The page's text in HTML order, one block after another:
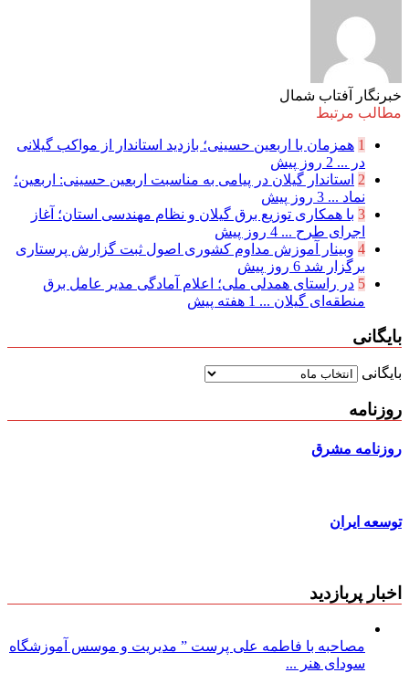
خبرنگار آفتاب شمال
مطالب مرتبط
1 همزمان با اربعین حسینی؛ بازدید استاندار از مواکب گیلانی
در ... 2 روز پیش
2 استاندار گیلان در پیامی به مناسبت اربعین حسینی: اربعین؛
نماد ... 3 روز پیش
3 با همکاری توزیع برق گیلان و نظام مهندسی استان؛ آغاز
اجرای طرح ... 4 روز پیش
4 وبینار آموزش مداوم کشوری اصول ثبت گزارش پرستاری
برگزار شد 6 روز پیش
5 در راستای همدلی ملی؛ اعلام آمادگی مدیر عامل برق
منطقه‌ای گیلان ... 1 هفته پیش
بایگانی
بایگانی
روزنامه
روزنامه مشرق
توسعه ایران
اخبار پربازدید
مصاحبه با فاطمه علی پرست ” مدیریت و موسس آموزشگاه
سودای هنر ...